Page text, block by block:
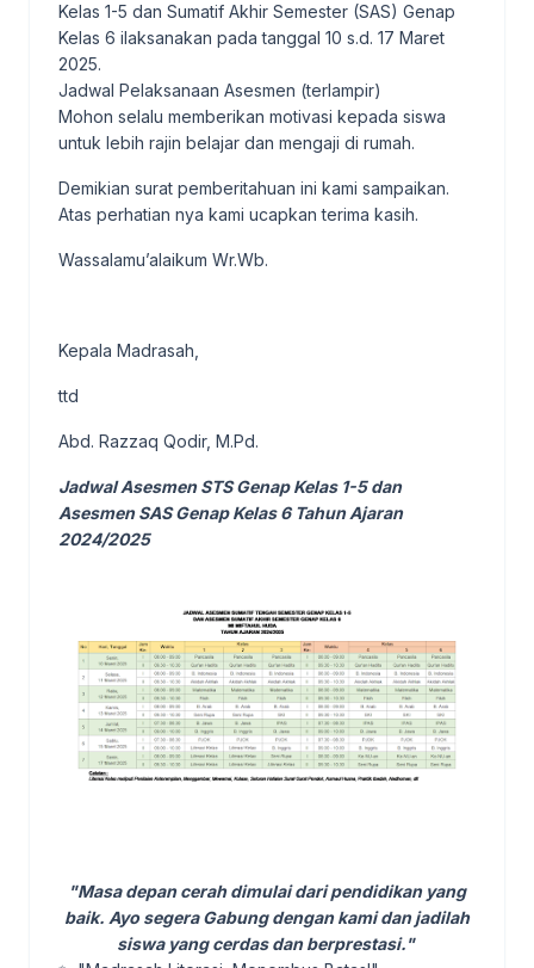
Kelas 1-5 dan Sumatif Akhir Semester (SAS) Genap
Kelas 6 ilaksanakan pada tanggal 10 s.d. 17 Maret
2025.
Jadwal Pelaksanaan Asesmen (terlampir)
Mohon selalu memberikan motivasi kepada siswa
untuk lebih rajin belajar dan mengaji di rumah.
Demikian surat pemberitahuan ini kami sampaikan.
Atas perhatian nya kami ucapkan terima kasih.
Wassalamu’alaikum Wr.Wb.
Kepala Madrasah,
ttd
Abd. Razzaq Qodir, M.Pd.
Jadwal Asesmen STS Genap Kelas 1-5 dan
Asesmen SAS Genap Kelas 6 Tahun Ajaran
2024/2025
"Masa depan cerah dimulai dari pendidikan yang
baik. Ayo segera Gabung dengan kami dan jadilah
siswa yang cerdas dan berprestasi."